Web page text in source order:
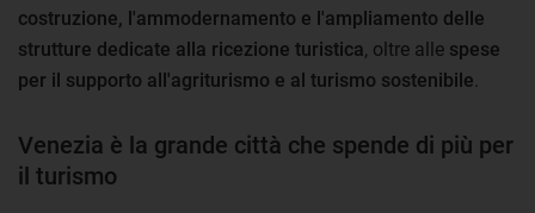
costruzione, l'ammodernamento e l'ampliamento delle
strutture dedicate alla ricezione turistica, oltre alle spese
per il supporto all'agriturismo e al turismo sostenibile
Venezia è la grande città che spende di più per
il turismo